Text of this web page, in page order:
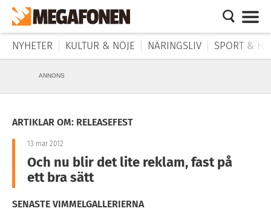
NYHETER KULTUR & NÖJE NÄRINGSLIV SPORT &
ANNONS
ARTIKLAR OM: RELEASEFEST
13 mar 2012
Och nu blir det lite reklam, fast på
ett bra sätt
SENASTE VIMMELGALLERIERNA